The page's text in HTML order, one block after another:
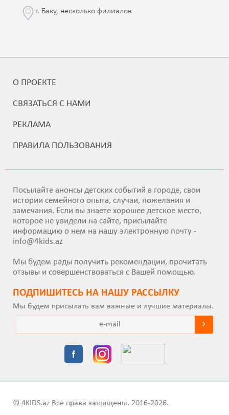
г. Баку, несколько филиалов
О ПРОЕКТЕ
СВЯЗАТЬСЯ С НАМИ
РЕКЛАМА
ПРАВИЛА ПОЛЬЗОВАНИЯ
Посылайте анонсы детских событий в городе, свои
истории семейного опыта, случаи, пожелания и
замечания. Если вы знаете хорошее детское место,
которое не увидели на сайте, присылайте
информацию о нем на нашу электронную почту -
info@4kids.az
Мы будем рады получить рекомендации, прочитать
отзывы и совершенствоваться с Вашей помощью.
ПОДПИШИТEСЬ НА НАШУ РАССЫЛКУ
Мы будем присылать вам важные и лучшие материалы.
© 4KIDS.az Все права защищены. 2016-2026.